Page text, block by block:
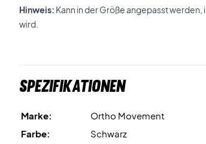
Hinweis: Kann in der Größe angepasst
wird.
Spezifikationen
Marke:
Ortho Movement
Farbe:
Schwarz